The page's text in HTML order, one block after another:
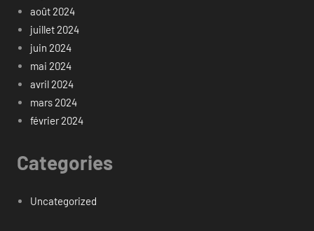
août 2024
juillet 2024
juin 2024
mai 2024
avril 2024
mars 2024
février 2024
Categories
Uncategorized